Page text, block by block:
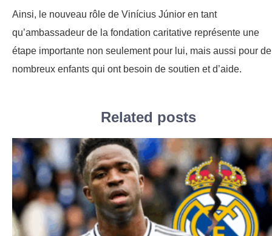
Ainsi, le nouveau rôle de Vinícius Júnior en tant
qu’ambassadeur de la fondation caritative représente une
étape importante non seulement pour lui, mais aussi pour de
nombreux enfants qui ont besoin de soutien et d’aide.
Related posts